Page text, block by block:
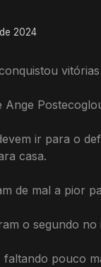
2024
Ange
ir para o
casa.
de mal a pior
o segundo
faltando pouco